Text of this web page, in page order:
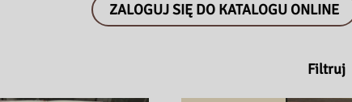
ZALOGUJ SIĘ DO KATALOGU ONLINE
Filtruj